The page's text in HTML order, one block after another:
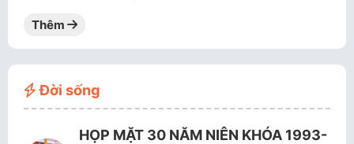
Thêm
Đời sống
HỌP MẶT 30 NĂM NIÊN KHÓA 1993-